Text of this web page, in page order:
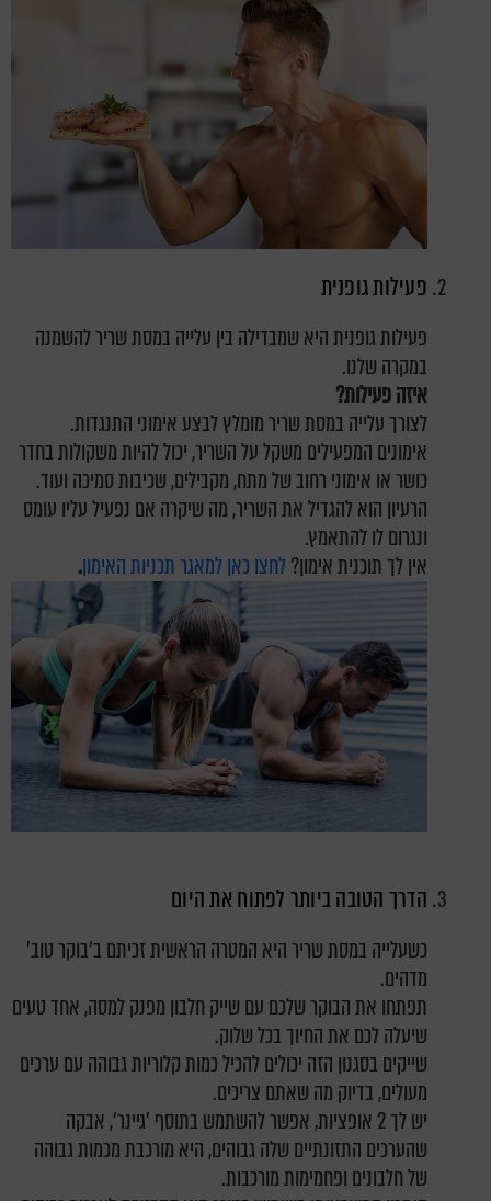
פעילות גופנית
פעילות גופנית היא שמבדילה בין עלייה במסת שריר להשמנה
במקרה שלנו.
איזה פעילות?
לצורך עלייה במסת שריר מומלץ לבצע אימוני התנגדות.
אימונים המפעילים משקל על השריר, יכול להיות משקולות בחדר
כושר או אימוני רחוב של מתח, מקבילים, שכיבות סמיכה ועוד.
הרעיון הוא להגדיל את השריר, מה שיקרה אם נפעיל עליו עומס
ונגרום לו להתאמץ.
אין לך תוכנית אימון?לחצו כאן למאגר תכניות האימון.
הדרך הטובה ביותר לפתוח את היום
כשעלייה במסת שריר היא המטרה הראשית זכיתם ב'בוקר טוב'
מדהים.
תפתחו את הבוקר שלכם עם שייק חלבון מפנק למסה, אחד טעים
שיעלה לכם את החיוך בכל שלוק.
שייקים בסגנון הזה יכולים להכילכמות קלוריות גבוהה עם ערכים
מעולים, בדיוק מה שאתם צריכים.
יש לך 2 אופציות, אפשר להשתמש בתוסף 'גיינר', אבקה
שהערכים התזונתיים שלה גבוהים, היא מורכבת מכמות גבוהה
של חלבונים ופחמימות מורכבות.